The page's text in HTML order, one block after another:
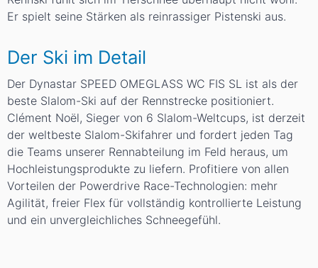
Er spielt seine Stärken als reinrassiger Pistenski aus.
Der Ski im Detail
Der Dynastar SPEED OMEGLASS WC FIS SL ist als der
beste Slalom-Ski auf der Rennstrecke positioniert.
Clément Noël, Sieger von 6 Slalom-Weltcups, ist derzeit
der weltbeste Slalom-Skifahrer und fordert jeden Tag
die Teams unserer Rennabteilung im Feld heraus, um
Hochleistungsprodukte zu liefern. Profitiere von allen
Vorteilen der Powerdrive Race-Technologien: mehr
Agilität, freier Flex für vollständig kontrollierte Leistung
und ein unvergleichliches Schneegefühl.